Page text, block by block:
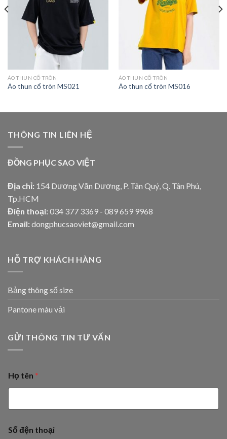
ÁO THUN CỔ TRÒN
Áo thun cổ tròn MS021
ÁO THUN CỔ TRÒN
Áo thun cổ tròn MS016
THÔNG TIN LIÊN HỆ
ĐỒNG PHỤC SAO VIỆT
Địa chỉ: 154 Dương Văn Dương, P. Tân Quý, Q. Tân Phú,
Tp.HCM
Điện thoại: 034 377 3369 - 089 659 9968
Email: dongphucsaoviet@gmail.com
HỖ TRỢ KHÁCH HÀNG
Bảng thông số size
Pantone màu vải
GỬI THÔNG TIN TƯ VẤN
Họ tên *
Số đện thoại